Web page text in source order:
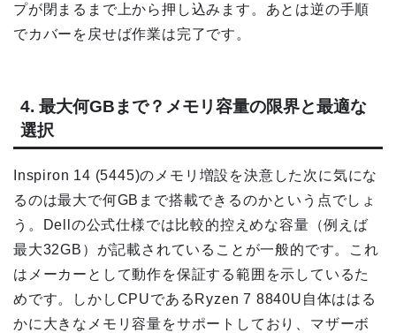
プが閉まるまで上から押し込みます。あとは逆の手順
でカバーを戻せば作業は完了です。
4. 最大何GBまで？メモリ容量の限界と最適な
選択
Inspiron 14 (5445)のメモリ増設を決意した次に気にな
るのは最大で何GBまで搭載できるのかという点でしょ
う。Dellの公式仕様では比較的控えめな容量（例えば
最大32GB）が記載されていることが一般的です。これ
はメーカーとして動作を保証する範囲を示しているた
めです。しかしCPUであるRyzen 7 8840U自体ははる
かに大きなメモリ容量をサポートしており、マザーボ